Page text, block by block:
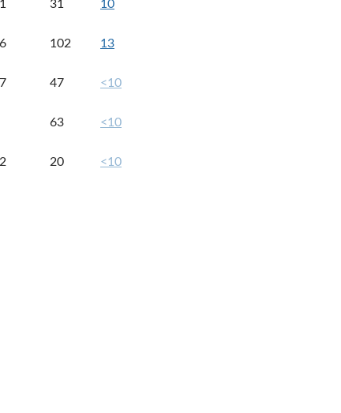
1 31 10
6 102 13
7 47 <10
63 <10
2 20 <10